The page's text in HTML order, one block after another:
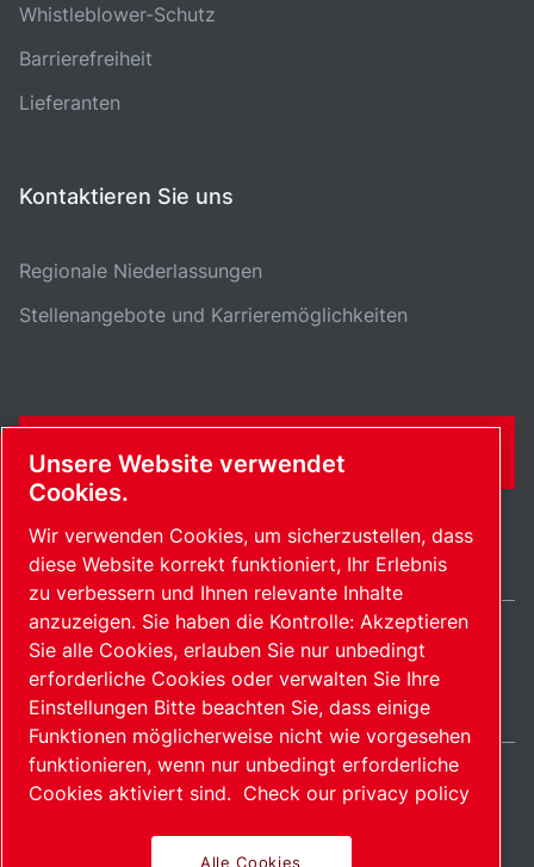
Whistleblower-Schutz
Barrierefreiheit
Lieferanten
Kontaktieren Sie uns
Regionale Niederlassungen
Stellenangebote und Karrieremöglichkeiten
KONTAKTFORMULAR
SitemapCookies verwalten© 2026 Copyright.
Switzerland / DE
Unsere Website verwendet
Cookies.
Wir verwenden Cookies, um sicherzustellen, dass
diese Website korrekt funktioniert, Ihr Erlebnis
zu verbessern und Ihnen relevante Inhalte
anzuzeigen. Sie haben die Kontrolle: Akzeptieren
Sie alle Cookies, erlauben Sie nur unbedingt
erforderliche Cookies oder verwalten Sie Ihre
Einstellungen Bitte beachten Sie, dass einige
Funktionen möglicherweise nicht wie vorgesehen
funktionieren, wenn nur unbedingt erforderliche
Cookies aktiviert sind. Check our privacy policy
Alle Cookies